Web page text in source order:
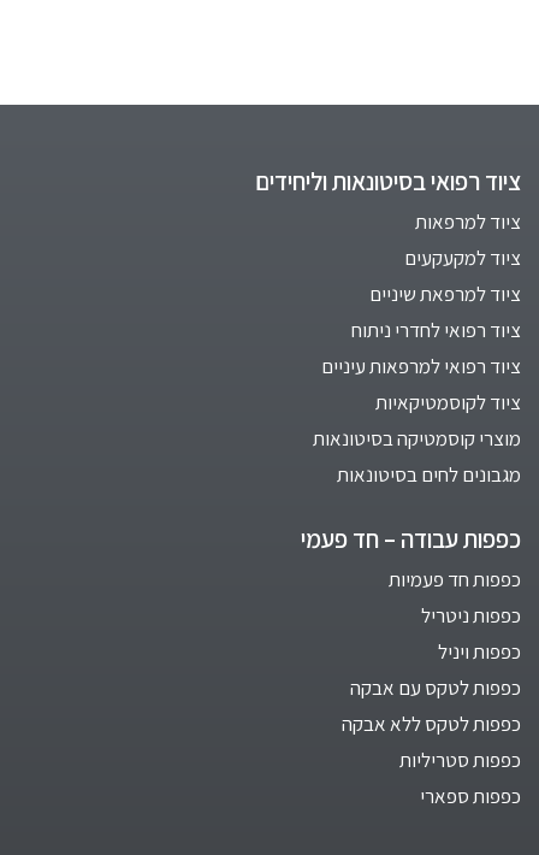
ציוד רפואי בסיטונאות וליחידים
ציוד למרפאות
ציוד למקעקעים
ציוד למרפאת שיניים
ציוד רפואי לחדרי ניתוח
ציוד רפואי למרפאות עיניים
ציוד לקוסמטיקאיות
מוצרי קוסמטיקה בסיטונאות
מגבונים לחים בסיטונאות
כפפות עבודה – חד פעמי
כפפות חד פעמיות
כפפות ניטריל
כפפות ויניל
כפפות לטקס עם אבקה
כפפות לטקס ללא אבקה
כפפות סטריליות
כפפות ספארי